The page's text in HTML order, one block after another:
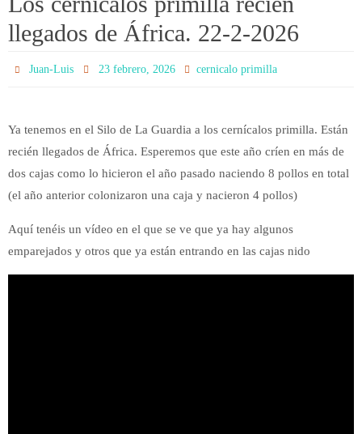
llegados de África. 22-2-2026
Juan-Luis 23 febrero, 2026 cernicalo primilla
Ya tenemos en el Silo de La Guardia a los cernícalos primilla. Están
recién llegados de África. Esperemos que este año críen en más de
dos cajas como lo hicieron el año pasado naciendo 8 pollos en total
(el año anterior colonizaron una caja y nacieron 4 pollos)
Aquí tenéis un vídeo en el que se ve que ya hay algunos
emparejados y otros que ya están entrando en las cajas nido